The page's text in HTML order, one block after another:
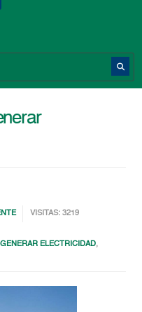
VISITAS: 3219
GENERAR ELECTRICIDAD,